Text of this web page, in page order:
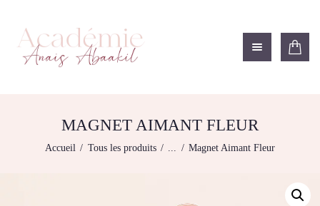
MAGNET AIMANT FLEUR
Accueil Tous les produits ... Magnet Aimant Fleur
ACADÉMIE ANAÏS ABAAKIL
Formation et shop Indigo
NOS FORMATIONS
FORMATIONS